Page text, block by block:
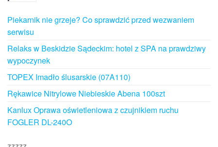
Piekarnik nie grzeje? Co sprawdzić przed wezwaniem
serwisu
Relaks w Beskidzie Sądeckim: hotel z SPA na prawdziwy
wypoczynek
TOPEX Imadło ślusarskie (07A110)
Rękawice Nitrylowe Niebieskie Abena 100szt
Kanlux Oprawa oświetleniowa z czujnikiem ruchu
FOGLER DL-240O